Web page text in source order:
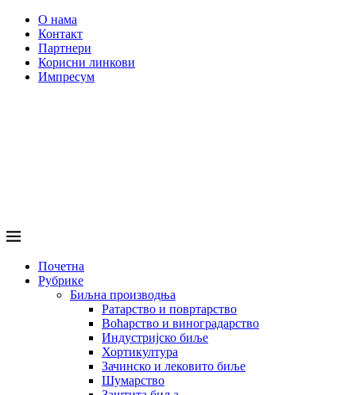
О нама
Контакт
Партнери
Корисни линкови
Импресум
Почетна
Рубрике
Биљна производња
Ратарство и повртарство
Воћарство и виноградарство
Индустријско биље
Хортикултура
Зачинско и лековито биље
Шумарство